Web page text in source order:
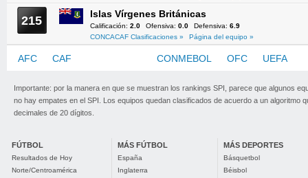
215 Islas Vírgenes Británicas
Calificación: 2.0 Ofensiva: 0.0 Defensiva: 6.9
CONCACAF Clasificaciones »
Página del equipo »
AFC CAF CONMEBOL OFC UEFA
Importante: por la manera en que se muestran los rankings SPI, parece que algunos
no hay empates en el SPI. Los equipos quedan clasificados de acuerdo a un algoritmo
decimales de 20 dígitos.
FÚTBOL
Resultados de Hoy
Norte/Centroamérica
MÁS FÚTBOL
España
Inglaterra
MÁS DEPORTES
Básquetbol
Béisbol